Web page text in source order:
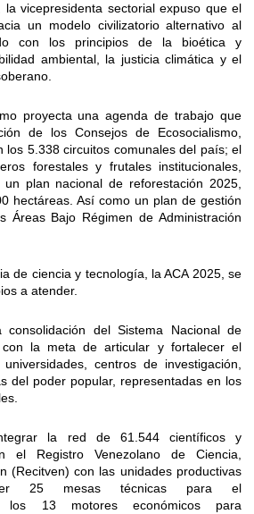
la vicepresidenta sectorial expuso que el
un modelo civilizatorio alternativo al
con los principios de la bioética y
ambiental, la justicia climática y el
proyecta una agenda de trabajo que
de los Consejos de Ecosocialismo,
los 5.338 circuitos comunales del país; el
forestales y frutales institucionales,
plan nacional de reforestación 2025,
hectáreas. Así como un plan de gestión
Áreas Bajo Régimen de Administración
de ciencia y tecnología, la ACA 2025, se
a atender.
del Sistema Nacional de
con la meta de articular y fortalecer el
centros de investigación,
del poder popular, representadas en los
la red de 61.544 científicos y
el Registro Venezolano de Ciencia,
(Recitven) con las unidades productivas
25 mesas técnicas para el
los 13 motores económicos para